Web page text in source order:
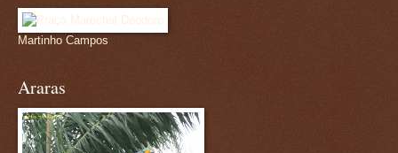
Martinho Campos
Araras